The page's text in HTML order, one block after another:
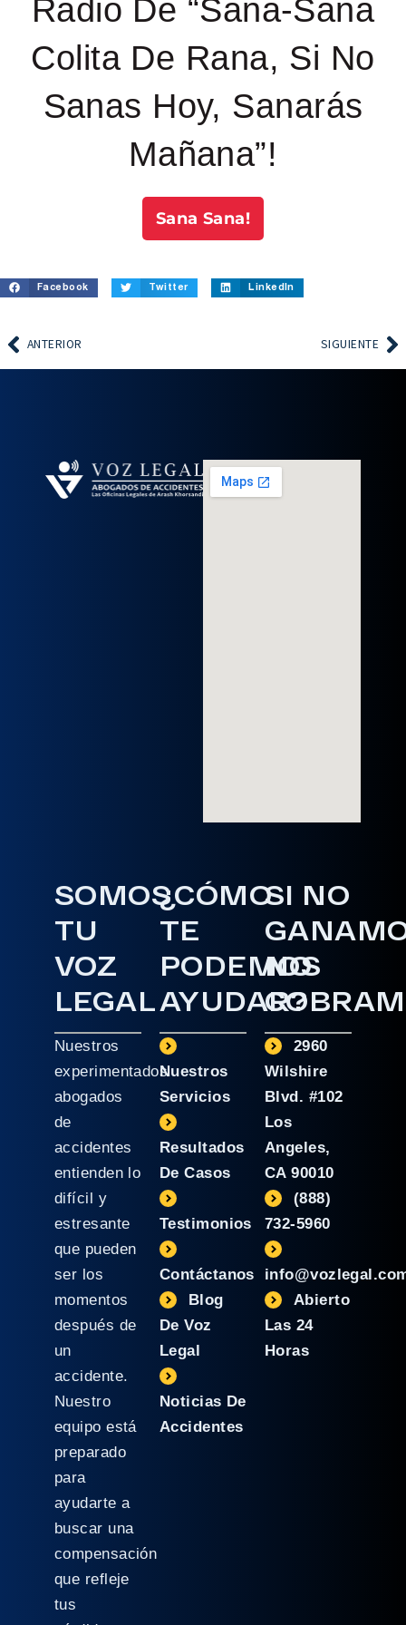
Radio De “Sana-Sana
Colita De Rana, Si No
Sanas Hoy, Sanarás
Mañana”!
Sana Sana!
Facebook Twitter LinkedIn
ANTERIOR SIGUIENTE
SOMOS
TU
VOZ
LEGAL
Nuestros
experimentados
abogados
de
accidentes
entienden lo
difícil y
estresante
que pueden
ser los
momentos
después de
un
accidente.
Nuestro
equipo está
preparado
para
ayudarte a
buscar una
compensación
que refleje
tus
¿CÓMO
TE
PODEMOS
AYUDAR?
Nuestros
Servicios
Resultados
De Casos
Testimonios
Contáctanos
Blog
De Voz
Legal
Noticias De
Accidentes
SI NO
NO
2960
Wilshire
Blvd. #102
Los
Angeles,
CA 90010
(888)
732-5960
Abierto
Las 24
Horas